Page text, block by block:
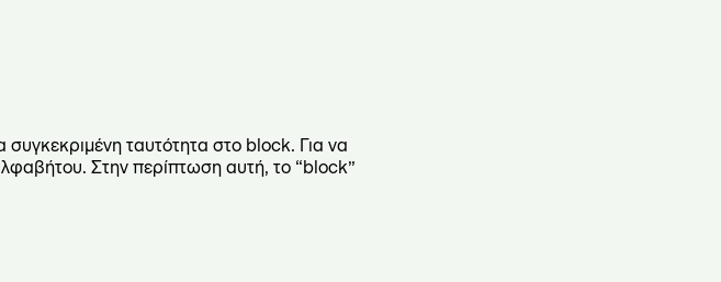
ταυτότητα στο block. Για να
Στην περίπτωση αυτή, το “block”